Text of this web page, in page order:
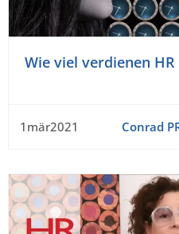
Wie viel verdienen
1mär2021 Conrad